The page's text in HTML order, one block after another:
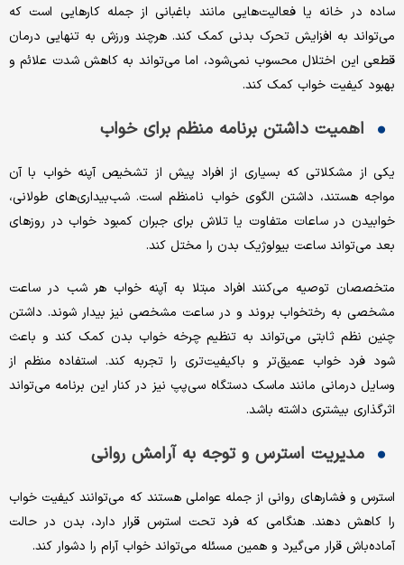
ساده در خانه یا فعالیت‌هایی مانند باغبانی از جمله کارهایی است که
می‌تواند به افزایش تحرک بدنی کمک کند. هرچند ورزش به تنهایی درمان
قطعی این اختلال محسوب نمی‌شود، اما می‌تواند به کاهش شدت علائم و
بهبود کیفیت خواب کمک کند.
اهمیت داشتن برنامه منظم برای خواب
یکی از مشکلاتی که بسیاری از افراد پیش از تشخیص آپنه خواب با آن
مواجه هستند، داشتن الگوی خواب نامنظم است. شب‌بیداری‌های طولانی،
خوابیدن در ساعات متفاوت یا تلاش برای جبران کمبود خواب در روزهای
بعد می‌تواند ساعت بیولوژیک بدن را مختل کند.
متخصصان توصیه می‌کنند افراد مبتلا به آپنه خواب هر شب در ساعت
مشخصی به رختخواب بروند و در ساعت مشخصی نیز بیدار شوند. داشتن
چنین نظم ثابتی می‌تواند به تنظیم چرخه خواب بدن کمک کند و باعث
شود فرد خواب عمیق‌تر و باکیفیت‌تری را تجربه کند. استفاده منظم از
وسایل درمانی مانند ماسک دستگاه سی‌پپ نیز در کنار این برنامه می‌تواند
اثرگذاری بیشتری داشته باشد.
مدیریت استرس و توجه به آرامش روانی
استرس و فشارهای روانی از جمله عواملی هستند که می‌توانند کیفیت خواب
را کاهش دهند. هنگامی که فرد تحت استرس قرار دارد، بدن در حالت
آماده‌باش قرار می‌گیرد و همین مسئله می‌تواند خواب آرام را دشوار کند.